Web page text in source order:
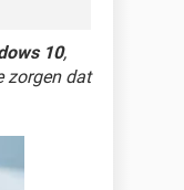
10,
zorgen dat